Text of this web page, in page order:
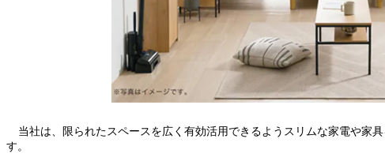
当社は、限られたスペースを広く有効活用できるようスリムな家電や家
す。